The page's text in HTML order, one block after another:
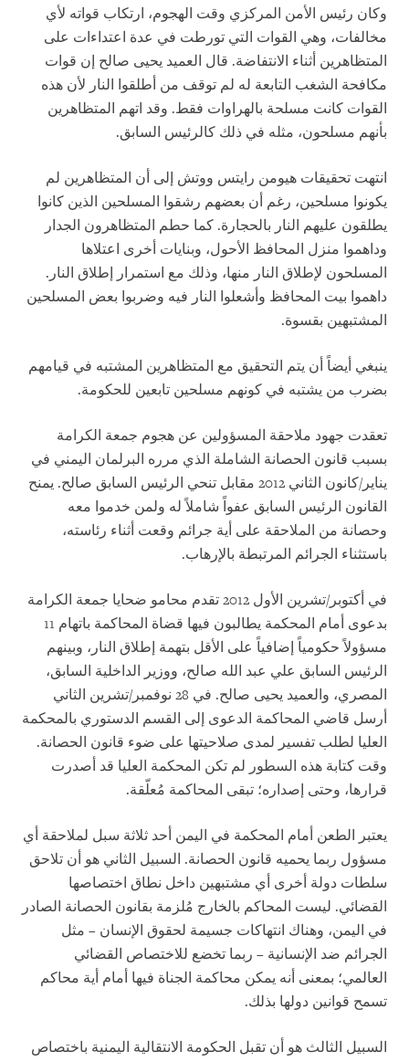
وكان رئيس الأمن المركزي وقت الهجوم، ارتكاب قواته لأي
مخالفات، وهي القوات التي تورطت في عدة اعتداءات على
المتظاهرين أثناء الانتفاضة. قال العميد يحيى صالح إن قوات
مكافحة الشغب التابعة له لم توقف من أطلقوا النار لأن هذه
القوات كانت مسلحة بالهراوات فقط. وقد اتهم المتظاهرين
بأنهم مسلحون، مثله في ذلك كالرئيس السابق.
انتهت تحقيقات هيومن رايتس ووتش إلى أن المتظاهرين لم
يكونوا مسلحين، رغم أن بعضهم رشقوا المسلحين الذين كانوا
يطلقون عليهم النار بالحجارة. كما حطم المتظاهرون الجدار
وداهموا منزل المحافظ الأحول، وبنايات أخرى اعتلاها
المسلحون لإطلاق النار منها، وذلك مع استمرار إطلاق النار.
داهموا بيت المحافظ وأشعلوا النار فيه وضربوا بعض المسلحين
المشتبهين بقسوة.
ينبغي أيضاً أن يتم التحقيق مع المتظاهرين المشتبه في قيامهم
بضرب من يشتبه في كونهم مسلحين تابعين للحكومة.
تعقدت جهود ملاحقة المسؤولين عن هجوم جمعة الكرامة
بسبب قانون الحصانة الشاملة الذي مرره البرلمان اليمني في
يناير/كانون الثاني 2012 مقابل تنحي الرئيس السابق صالح. يمنح
القانون الرئيس السابق عفواً شاملاً له ولمن خدموا معه
وحصانة من الملاحقة على أية جرائم وقعت أثناء رئاسته،
باستثناء الجرائم المرتبطة بالإرهاب.
في أكتوبر/تشرين الأول 2012 تقدم محامو ضحايا جمعة الكرامة
بدعوى أمام المحكمة يطالبون فيها قضاة المحاكمة باتهام 11
مسؤولاً حكومياً إضافياً على الأقل بتهمة إطلاق النار، وبينهم
الرئيس السابق علي عبد الله صالح، ووزير الداخلية السابق،
المصري، والعميد يحيى صالح. في 28 نوفمبر/تشرين الثاني
أرسل قاضي المحاكمة الدعوى إلى القسم الدستوري بالمحكمة
العليا لطلب تفسير لمدى صلاحيتها على ضوء قانون الحصانة.
وقت كتابة هذه السطور لم تكن المحكمة العليا قد أصدرت
قرارها، وحتى إصداره؛ تبقى المحاكمة مُعلّقة.
يعتبر الطعن أمام المحكمة في اليمن أحد ثلاثة سبل لملاحقة أي
مسؤول ربما يحميه قانون الحصانة. السبيل الثاني هو أن تلاحق
سلطات دولة أخرى أي مشتبهين داخل نطاق اختصاصها
القضائي. ليست المحاكم بالخارج مُلزمة بقانون الحصانة الصادر
في اليمن، وهناك انتهاكات جسيمة لحقوق الإنسان – مثل
الجرائم ضد الإنسانية – ربما تخضع للاختصاص القضائي
العالمي؛ بمعنى أنه يمكن محاكمة الجناة فيها أمام أية محاكم
تسمح قوانين دولها بذلك.
السبيل الثالث هو أن تقبل الحكومة الانتقالية اليمنية باختصاص